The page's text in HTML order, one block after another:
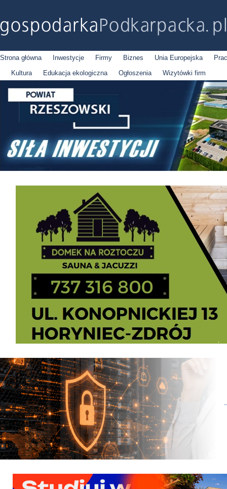
Strona główna Inwestycje Firmy Biznes Unia Europejska
Kultura
Edukacja ekologiczna Ogłoszenia Wizytówki firm